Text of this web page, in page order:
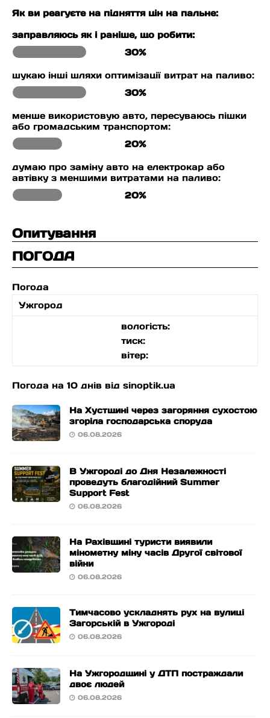
Як ви реагуєте на підняття цін на пальне:
заправляюсь як і раніше, що робити:
30%
шукаю інші шляхи оптимізації витрат на паливо:
30%
менше використовую авто, пересуваюсь пішки
або громадським транспортом:
20%
думаю про заміну авто на електрокар або
автівку з меншими витратами на паливо:
20%
Опитування
ПОГОДА
Погода
Ужгород
вологість:
тиск:
вітер:
Погода на 10 днів від sinoptik.ua
На Хустщині через загоряння сухостою
згоріла господарська споруда
06.08.2026
В Ужгороді до Дня Незалежності
проведуть благодійний Summer
Support Fest
06.08.2026
На Рахівщині туристи виявили
мінометну міну часів Другої світової
війни
06.08.2026
Тимчасово ускладнять рух на вулиці
Загорській в Ужгороді
06.08.2026
На Ужгородщині у ДТП постраждали
двоє людей
06.08.2026